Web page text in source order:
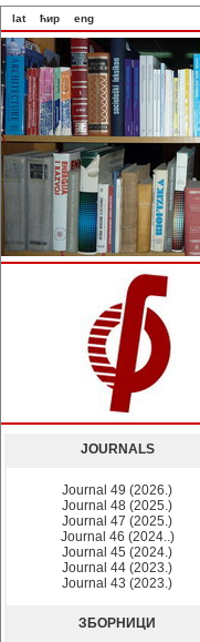
lat ћир eng
JOURNALS
Journal 49 (2026.)
Journal 48 (2025.)
Journal 47 (2025.)
Journal 46 (2024..)
Journal 45 (2024.)
Journal 44 (2023.)
Journal 43 (2023.)
ЗБОРНИЦИ